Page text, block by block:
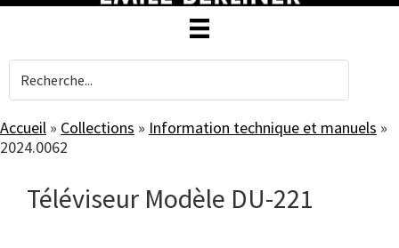
Accueil » Collections » Information technique et manuels »
2024.0062
Téléviseur Modèle DU-221